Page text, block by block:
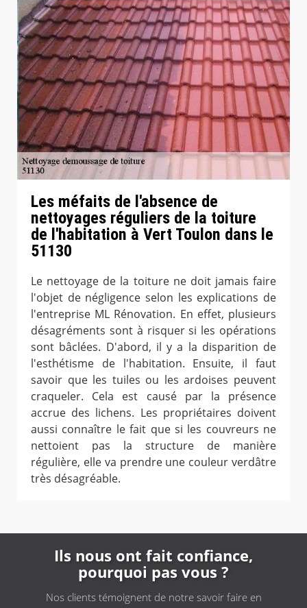
Les méfaits de l'absence de
nettoyages réguliers de la toiture
de l'habitation à Vert Toulon dans le
51130
Le nettoyage de la toiture ne doit jamais faire
l'objet de négligence selon les explications de
l'entreprise ML Rénovation. En effet, plusieurs
désagréments sont à risquer si les opérations
sont bâclées. D'abord, il y a la disparition de
l'esthétisme de l'habitation. Ensuite, il faut
savoir que les tuiles ou les ardoises peuvent
craqueler. Cela est causé par la présence
accrue des lichens. Les propriétaires doivent
aussi connaître le fait que si les couvreurs ne
nettoient pas la structure de manière
régulière, elle va prendre une couleur verdâtre
très désagréable.
Ils nous ont fait confiance,
pourquoi pas vous ?
Nos clients témoignent de notre savoir faire en